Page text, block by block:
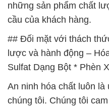
những sản phẩm chất
cầu của khách hàng.
## Đối mặt với thách
lược và hành động –
Sulfat Dạng Bột * Phèn
An ninh hóa chất luôn
chúng tôi. Chúng tôi